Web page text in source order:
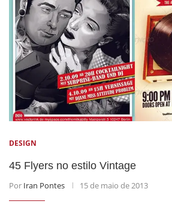
DESIGN
45 Flyers no estilo Vintage
Por Iran Pontes 15 de maio de 2013